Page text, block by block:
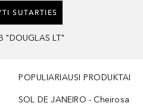
SUTARTIES
"DOUGLAS LT"
POPULIARIAUSI PRODUKTAI
SOL DE JANEIRO - Cheirosa